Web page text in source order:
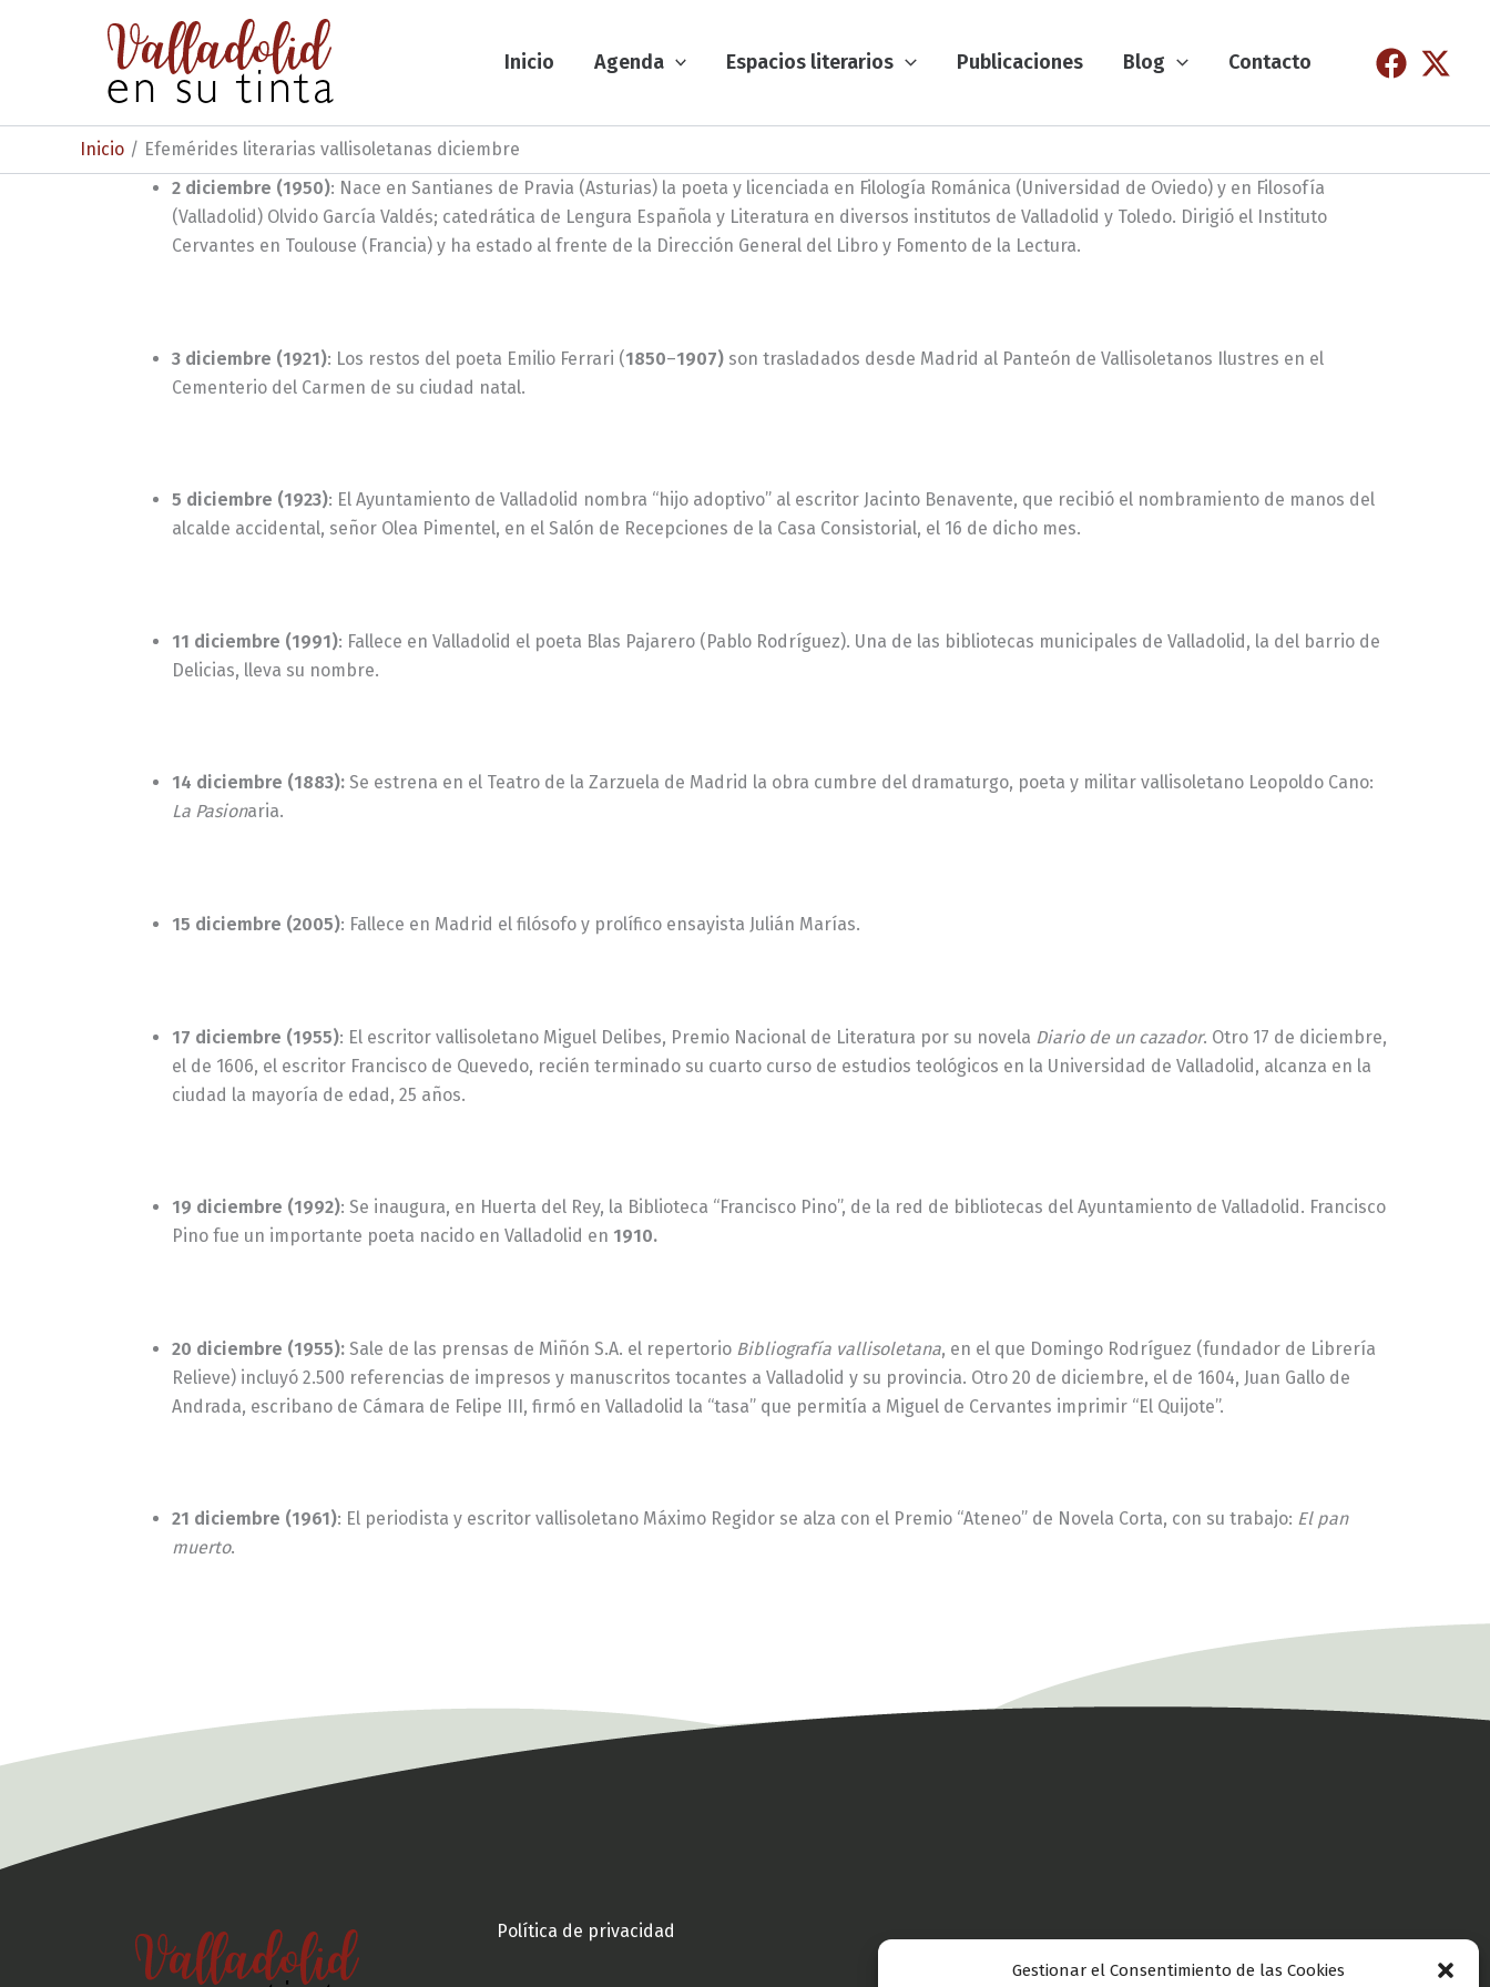
Gestionar el Consentimiento de las Cookies
Inicio Agenda Espacios literarios Publicaciones Blog Contacto
Inicio
Efemérides literarias vallisoletanas diciembre
2 diciembre (1950): Nace en Santianes de Pravia (Asturias) la poeta y licenciada en Filología Románica (Universidad de Oviedo) y en Filosofía
(Valladolid) Olvido García Valdés; catedrática de Lengura Española y Literatura en diversos institutos de Valladolid y Toledo. Dirigió el Instituto
Cervantes en Toulouse (Francia) y ha estado al frente de la Dirección General del Libro y Fomento de la Lectura.
3 diciembre (1921): Los restos del poeta Emilio Ferrari (1850–1907) son trasladados desde Madrid al Panteón de Vallisoletanos Ilustres en el
Cementerio del Carmen de su ciudad natal.
5 diciembre (1923): El Ayuntamiento de Valladolid nombra “hijo adoptivo” al escritor Jacinto Benavente, que recibió el nombramiento de manos del
alcalde accidental, señor Olea Pimentel, en el Salón de Recepciones de la Casa Consistorial, el 16 de dicho mes.
11 diciembre (1991): Fallece en Valladolid el poeta Blas Pajarero (Pablo Rodríguez). Una de las bibliotecas municipales de Valladolid, la del barrio de
Delicias, lleva su nombre.
14 diciembre (1883): Se estrena en el Teatro de la Zarzuela de Madrid la obra cumbre del dramaturgo, poeta y militar vallisoletano Leopoldo Cano:
La Pasionaria.
15 diciembre (2005): Fallece en Madrid el filósofo y prolífico ensayista Julián Marías.
17 diciembre (1955): El escritor vallisoletano Miguel Delibes, Premio Nacional de Literatura por su novela Diario de un cazador. Otro 17 de diciembre,
el de 1606, el escritor Francisco de Quevedo, recién terminado su cuarto curso de estudios teológicos en la Universidad de Valladolid, alcanza en la
ciudad la mayoría de edad, 25 años.
19 diciembre (1992): Se inaugura, en Huerta del Rey, la Biblioteca “Francisco Pino”, de la red de bibliotecas del Ayuntamiento de Valladolid. Francisco
Pino fue un importante poeta nacido en Valladolid en 1910.
20 diciembre (1955): Sale de las prensas de Miñón S.A. el repertorio Bibliografía vallisoletana, en el que Domingo Rodríguez (fundador de Librería
Relieve) incluyó 2.500 referencias de impresos y manuscritos tocantes a Valladolid y su provincia. Otro 20 de diciembre, el de 1604, Juan Gallo de
Andrada, escribano de Cámara de Felipe III, firmó en Valladolid la “tasa” que permitía a Miguel de Cervantes imprimir “El Quijote”.
21 diciembre (1961): El periodista y escritor vallisoletano Máximo Regidor se alza con el Premio “Ateneo” de Novela Corta, con su trabajo: El pan
muerto.
Política de privacidad